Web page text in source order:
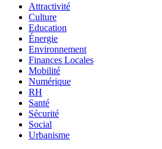
Attractivité
Culture
Education
Énergie
Environnement
Finances Locales
Mobilité
Numérique
RH
Santé
Sécurité
Social
Urbanisme